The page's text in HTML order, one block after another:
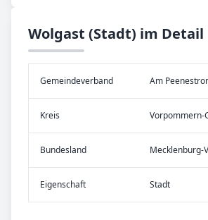
Wolgast (Stadt) im Detail
Gemeinde­verband Am
Kreis Vorpommern-
Bundes­land Mecklenburg-
Eigen­schaft Stadt